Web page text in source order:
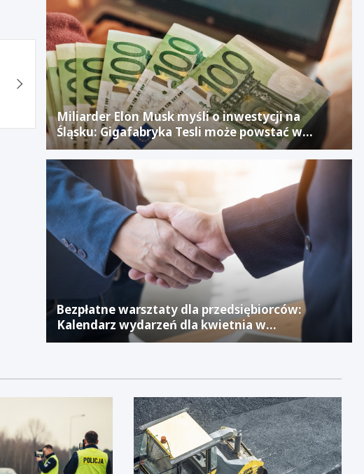
Miliarder Elon Musk myśli o inwestycji na
Śląsku: Gigafabryka Tesli może powstać w
mieście po upadłym projekcie Izerze
Bezpłatne warsztaty dla przedsiębiorców:
Kalendarz wydarzeń dla kwietnia w
Jaworznickim Laboratorium Biznesu